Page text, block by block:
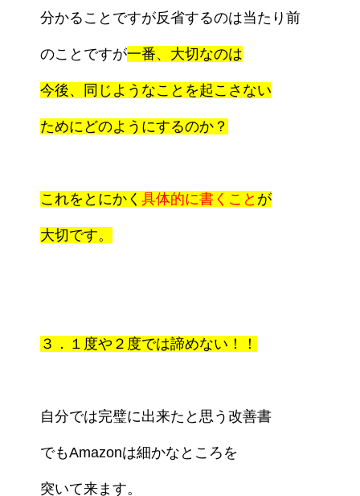
分かることですが反省するのは当たり前
のことですが一番、大切なのは
今後、同じようなことを起こさない
ためにどのようにするのか？
これをとにかく 具体的に書くこと が
大切です。
３．１度や２度では諦めない！！
自分では完璧に出来たと思う改善書
でもAmazonは細かなところを
突いて来ます。